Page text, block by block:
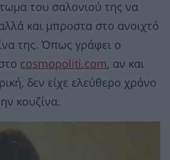
του σαλονιού της να
και μπροστα στο ανοιχτό
της. Όπως γράφει ο
cosmopoliti.com, αν και
δεν είχε ελεύθερο χρόνο
κουζίνα.